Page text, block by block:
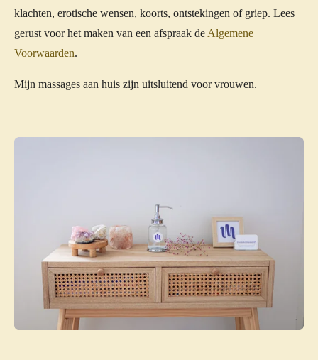
klachten, erotische wensen, koorts, ontstekingen of griep. Lees
gerust voor het maken van een afspraak de Algemene
Voorwaarden.
Mijn massages aan huis zijn uitsluitend voor vrouwen.